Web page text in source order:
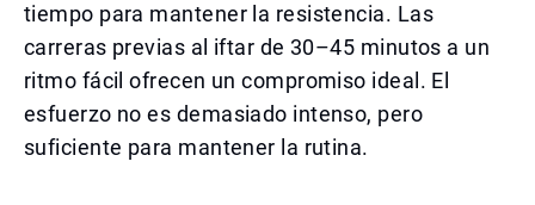
tiempo para mantener la resistencia. Las
carreras previas al iftar de 30–45 minutos a un
ritmo fácil ofrecen un compromiso ideal. El
esfuerzo no es demasiado intenso, pero
suficiente para mantener la rutina.